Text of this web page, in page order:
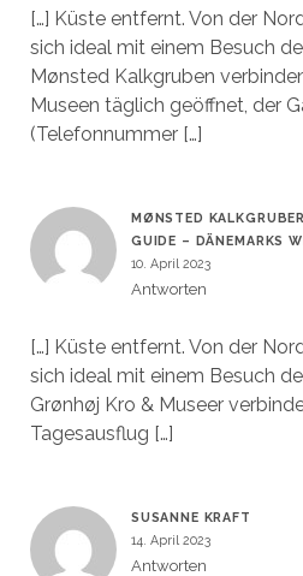
[…] Küste entfernt. Von der
sich ideal mit einem Besuch
Mønsted Kalkgruben
Museen täglich geöffnet, der
(Telefonnummer […]
MØNSTED
GUIDE – DÄNEMARKS
10. April 2023
Antworten
[…] Küste entfernt. Von der
sich ideal mit einem Besuch
Grønhøj Kro & Museer
Tagesausflug […]
SUSANNE KRAFT
14. April 2023
Antworten